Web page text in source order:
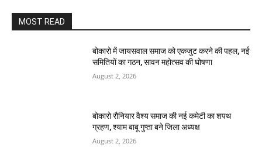
MOST READ
बोकारो में जायसवाल समाज को एकजुट करने की पहल, नई
समितियों का गठन, सावन महोत्सव की घोषणा
August 2, 2026
बोकारो रौनियार वैश्य समाज की नई कमेटी का शपथ
ग्रहण, श्याम बाबू गुप्ता बने जिला अध्यक्ष
August 2, 2026